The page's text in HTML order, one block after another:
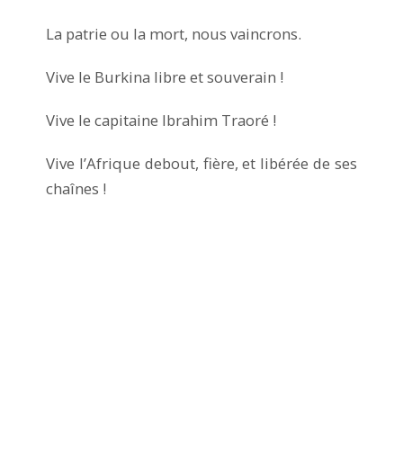
La patrie ou la mort, nous vaincrons.
Vive le Burkina libre et souverain !
Vive le capitaine Ibrahim Traoré !
Vive l’Afrique debout, fière, et libérée de ses
chaînes !